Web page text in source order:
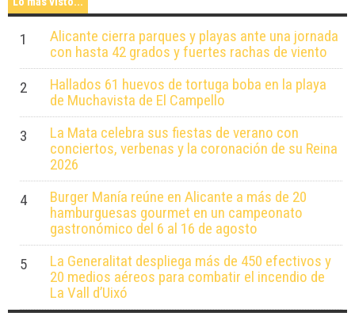
Lo más visto...
1
Alicante cierra parques y playas ante una jornada
con hasta 42 grados y fuertes rachas de viento
2
Hallados 61 huevos de tortuga boba en la playa
de Muchavista de El Campello
3
La Mata celebra sus fiestas de verano con
conciertos, verbenas y la coronación de su Reina
2026
4
Burger Manía reúne en Alicante a más de 20
hamburguesas gourmet en un campeonato
gastronómico del 6 al 16 de agosto
5
La Generalitat despliega más de 450 efectivos y
20 medios aéreos para combatir el incendio de
La Vall d’Uixó